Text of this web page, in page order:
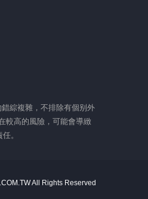
綜複雜，不排除有個别外
較高的風險，可能會導緻
。
All Rights Reserved